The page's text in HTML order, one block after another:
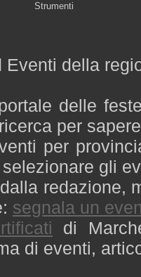
Strumenti
Eventi della
delle
per
per
gli
redazione,
segnala un
di
di eventi,